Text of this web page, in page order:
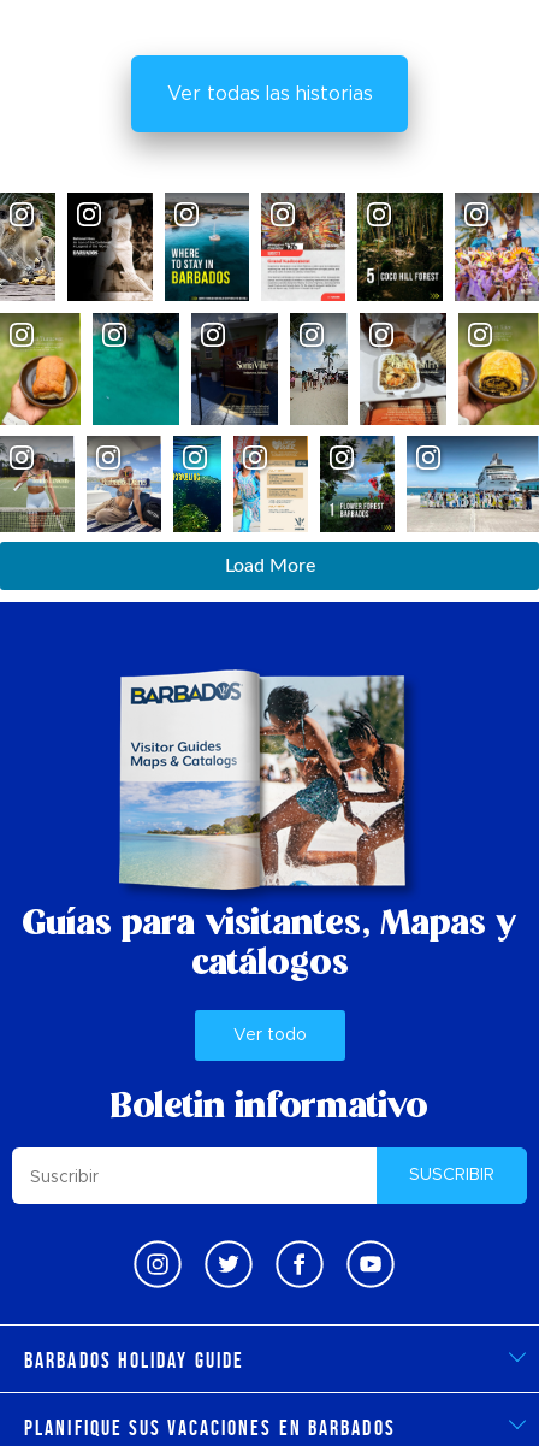
Ver todas las historias
Load More
Guías para visitantes, Mapas y
catálogos
Ver todo
Boletin informativo
SUSCRIBIR
Barbados Holiday Guide
Planifique sus vacaciones en Barbados